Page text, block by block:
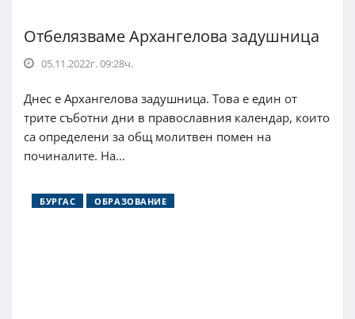
Отбелязваме Архангелова задушница
05.11.2022г. 09:28ч.
Днес е Архангелова задушница. Това е един от
трите съботни дни в православния календар, които
са определени за общ молитвен помен на
починалите. На...
БУРГАС ОБРАЗОВАНИЕ